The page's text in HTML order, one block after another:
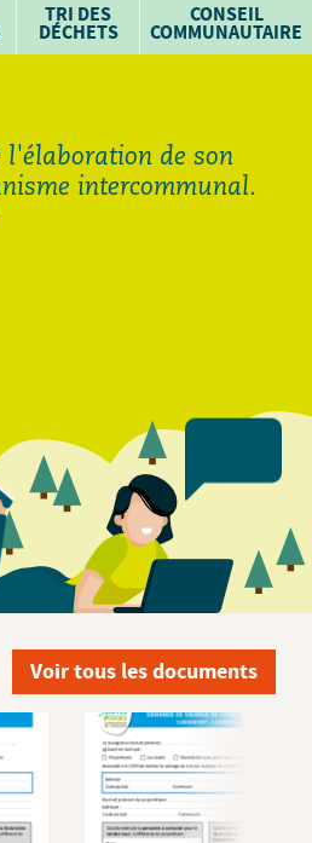
TRI DES
DÉCHETS
CONSEIL
COMMUNAUTAIRE
l'élaboration de son
intercommunal.
Voir tous les documents